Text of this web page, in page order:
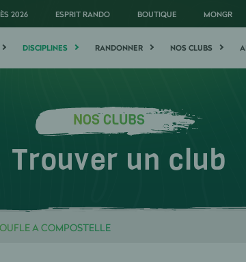
2026 ESPRIT RANDO BOUTIQUE MONGR
DISCIPLINES RANDONNER NOS CLUBS
NOS CLUBS
Trouver un club
A COMPOSTELLE